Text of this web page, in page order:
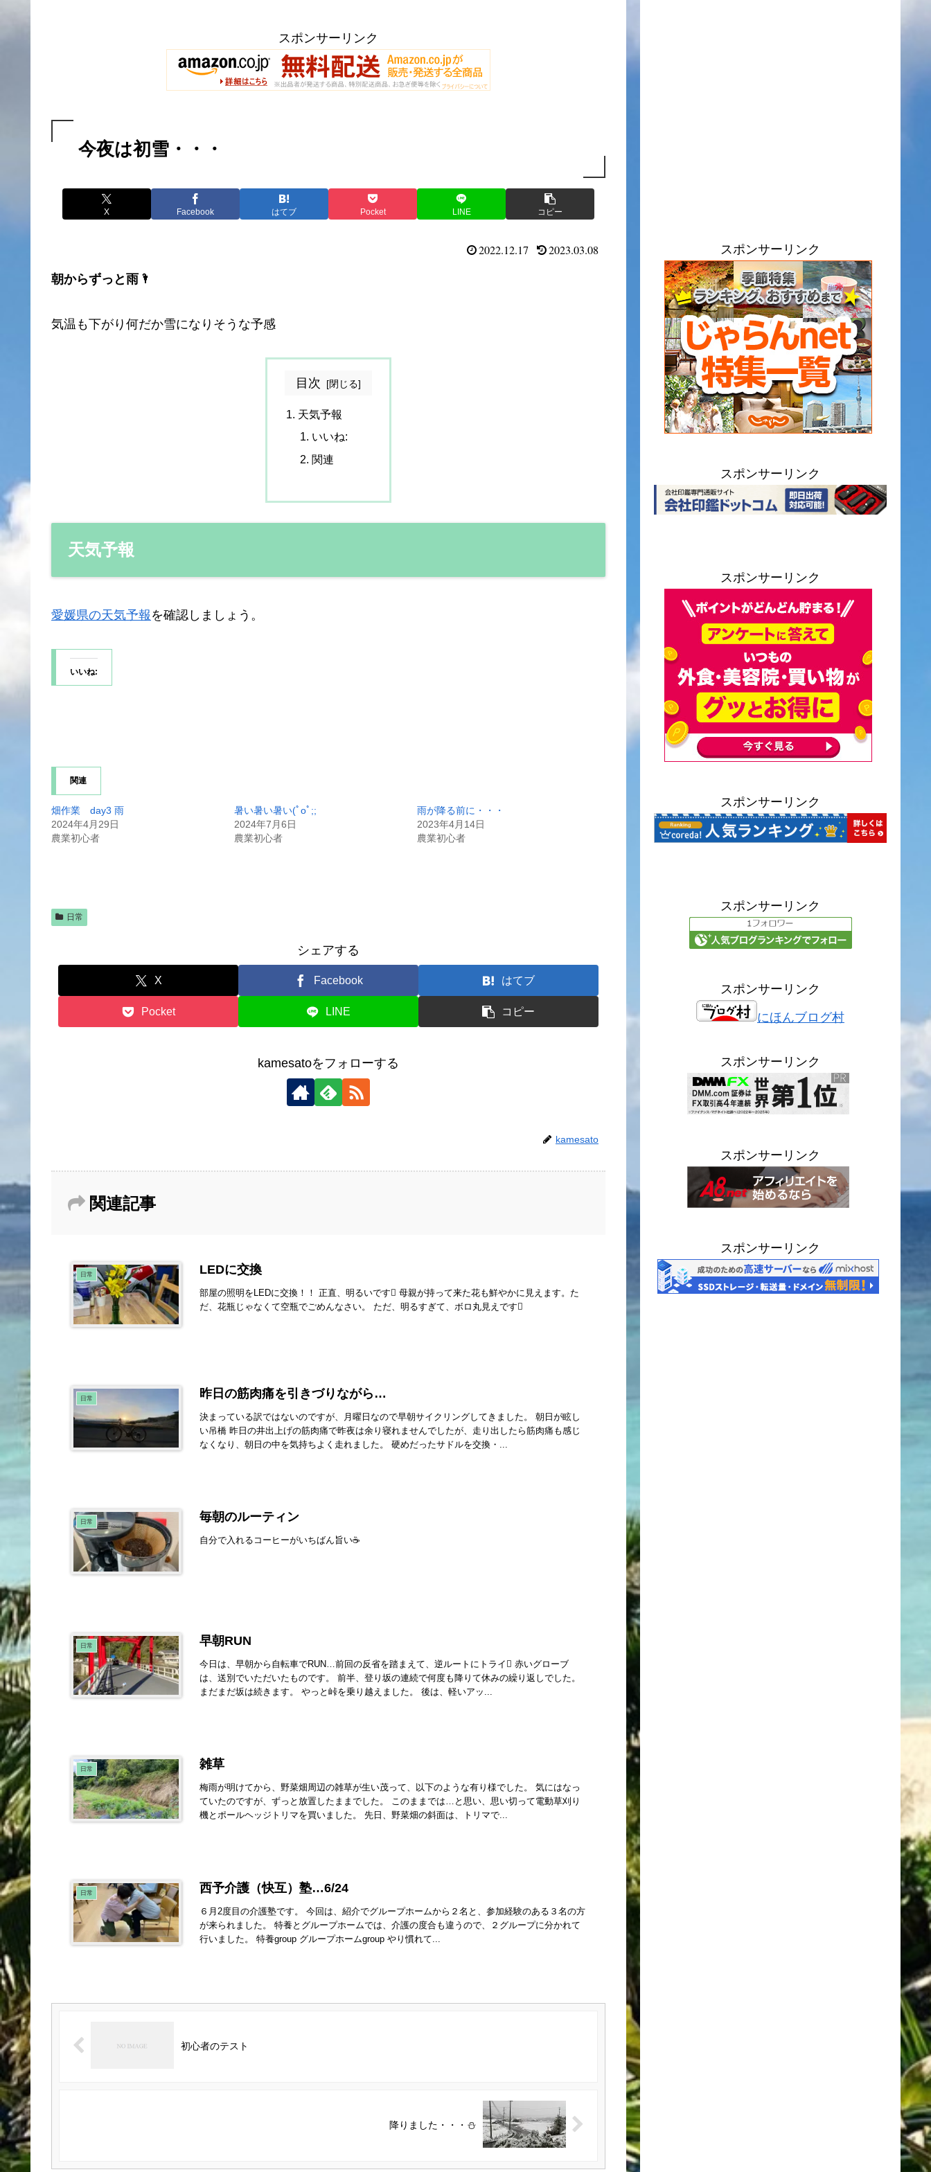
スポンサーリンク
今夜は初雪・・・
X Facebook はてブ Pocket LINE コピー
2022.12.17 2023.03.08
朝からずっと雨🌂
気温も下がり何だか雪になりそうな予感
目次
天気予報
いいね:
関連
天気予報
愛媛県の天気予報 を確認しましょう。
いいね:
関連
畑作業 day3 雨
2024年4月29日
農業初心者
暑い暑い暑い(ﾟoﾟ;;
2024年7月6日
農業初心者
雨が降る前に・・・
2023年4月14日
農業初心者
日常
シェアする
X Facebook はてブ
Pocket LINE コピー
kamesatoをフォローする
kamesato
関連記事
日常 LEDに交換
部屋の照明をLEDに交換！！ 正直、明るいです 母親が持って来た花も鮮やかに見えます。た
だ、花瓶じゃなくて空瓶でごめんなさい。 ただ、明るすぎて、ボロ丸見えです
日常 昨日の筋肉痛を引きづりながら…
決まっている訳ではないのですが、月曜日なので早朝サイクリングしてきました。 朝日が眩し
い吊橋 昨日の井出上げの筋肉痛で昨夜は余り寝れませんでしたが、走り出したら筋肉痛も感じ
なくなり、朝日の中を気持ちよく走れました。 硬めだったサドルを交換・...
日常 毎朝のルーティン
自分で入れるコーヒーがいちばん旨い☕️
日常 早朝RUN
今日は、早朝から自転車でRUN…前回の反省を踏まえて、逆ルートにトライ 赤いグローブ
は、送別でいただいたものです。 前半、登り坂の連続で何度も降りて休みの繰り返しでした。
まだまだ坂は続きます。 やっと峠を乗り越えました。 後は、軽いアッ...
日常 雑草
梅雨が明けてから、野菜畑周辺の雑草が生い茂って、以下のような有り様でした。 気にはなっ
ていたのですが、ずっと放置したままでした。 このままでは…と思い、思い切って電動草刈り
機とポールヘッジトリマを買いました。 先日、野菜畑の斜面は、トリマで...
日常 西予介護（快互）塾…6/24
６月2度目の介護塾です。 今回は、紹介でグループホームから２名と、参加経験のある３名の方
が来られました。 特養とグループホームでは、介護の度合も違うので、２グループに分かれて
行いました。 特養group グループホームgroup やり慣れて...
初心者のテスト
降りました・・・⛄
スポンサーリンク
スポンサーリンク
スポンサーリンク
スポンサーリンク
スポンサーリンク
スポンサーリンク
にほんブログ村
スポンサーリンク
スポンサーリンク
スポンサーリンク